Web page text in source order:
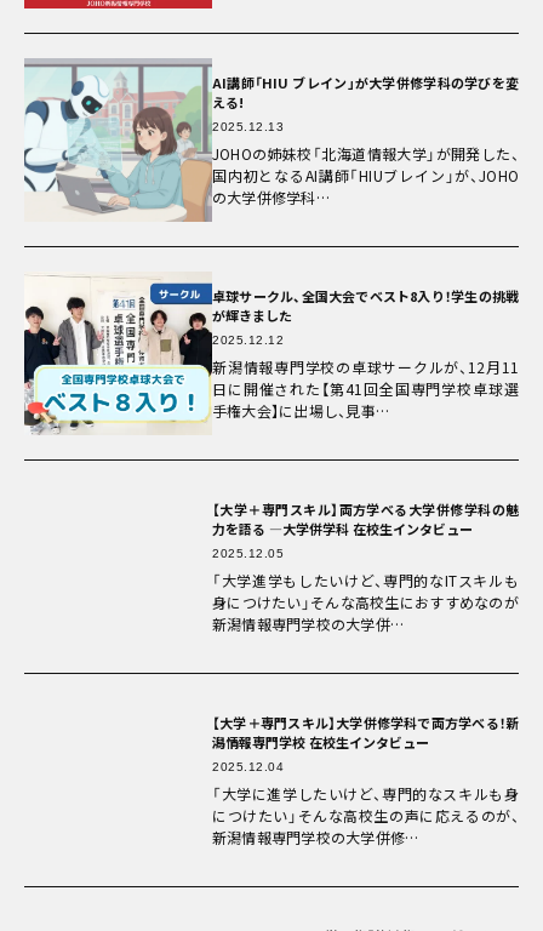
AI講師「HIU ブレイン」が大学併修学科の学びを変
える!
2025.12.13
JOHOの姉妹校「北海道情報大学」が開発した、
国内初となるAI講師「HIUブレイン」が、JOHO
の大学併修学科…
卓球サークル、全国大会でベスト8入り！学生の挑戦
が輝きました
2025.12.12
新潟情報専門学校の卓球サークルが、12月11
日に開催された【第41回全国専門学校卓球選
手権大会】に出場し、見事…
【大学＋専門スキル】両方学べる大学併修学科の魅
力を語る ―大学併学科 在校生インタビュー
2025.12.05
「大学進学もしたいけど、専門的なITスキルも
身につけたい」そんな高校生におすすめなのが
新潟情報専門学校の大学併…
【大学＋専門スキル】大学併修学科で両方学べる！新
潟情報専門学校 在校生インタビュー
2025.12.04
「大学に進学したいけど、専門的なスキルも身
につけたい」そんな高校生の声に応えるのが、
新潟情報専門学校の大学併修…